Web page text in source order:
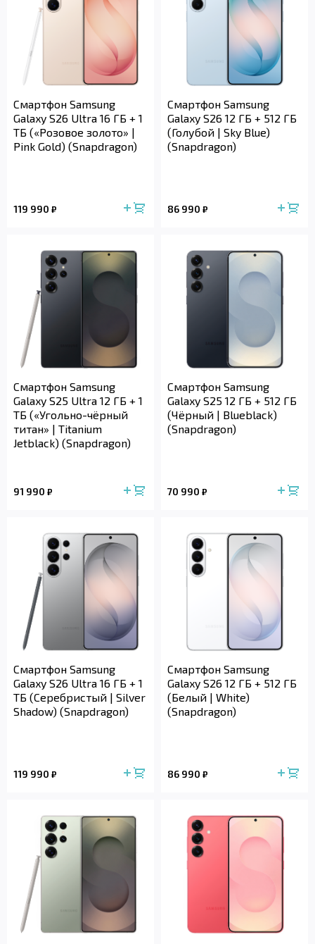
Смартфон Samsung
Galaxy S26 Ultra 16 ГБ + 1
ТБ («Розовое золото» |
Pink Gold) (Snapdragon)
119 990 ₽
Смартфон Samsung
Galaxy S26 12 ГБ + 512 ГБ
(Голубой | Sky Blue)
(Snapdragon)
86 990 ₽
Смартфон Samsung
Galaxy S25 Ultra 12 ГБ + 1
ТБ («Угольно-чёрный
титан» | Titanium
Jetblack) (Snapdragon)
91 990 ₽
Смартфон Samsung
Galaxy S25 12 ГБ + 512 ГБ
(Чёрный | Blueblack)
(Snapdragon)
70 990 ₽
Смартфон Samsung
Galaxy S26 Ultra 16 ГБ + 1
ТБ (Серебристый | Silver
Shadow) (Snapdragon)
119 990 ₽
Смартфон Samsung
Galaxy S26 12 ГБ + 512 ГБ
(Белый | White)
(Snapdragon)
86 990 ₽